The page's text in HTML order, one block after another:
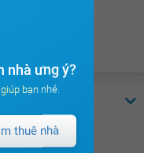
nhà ưng ý?
bạn nhé.
thuê nhà